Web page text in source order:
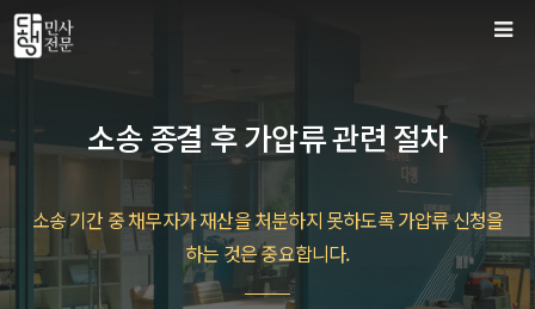
컨
텐
건
기
소송 종결 후 가압류 관련 절차
소송 기간 중 채무자가 재산을 처분하지 못하도록 가압류 신청을
하는 것은 중요합니다.